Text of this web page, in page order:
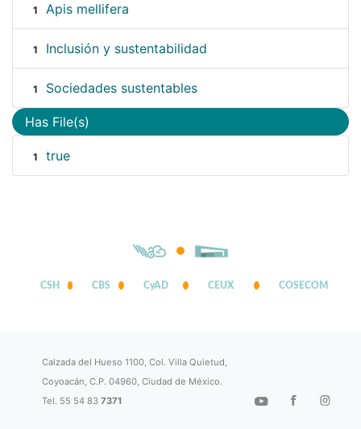
1 Apis mellifera
1 Inclusión y sustentabilidad
1 Sociedades sustentables
Has File(s)
1 true
CSH CBS CyAD CEUX COSECOM
Calzada del Hueso 1100, Col. Villa Quietud,
Coyoacán, C.P. 04960, Ciudad de México.
Tel. 55 54 837371